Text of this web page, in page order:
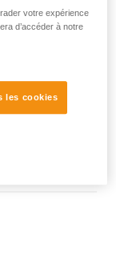
votre expérience
d’accéder à notre
les cookies